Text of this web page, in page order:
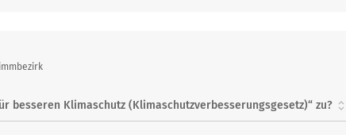
besseren Klimaschutz (Klimaschutzverbesserungsgesetz)“ zu?